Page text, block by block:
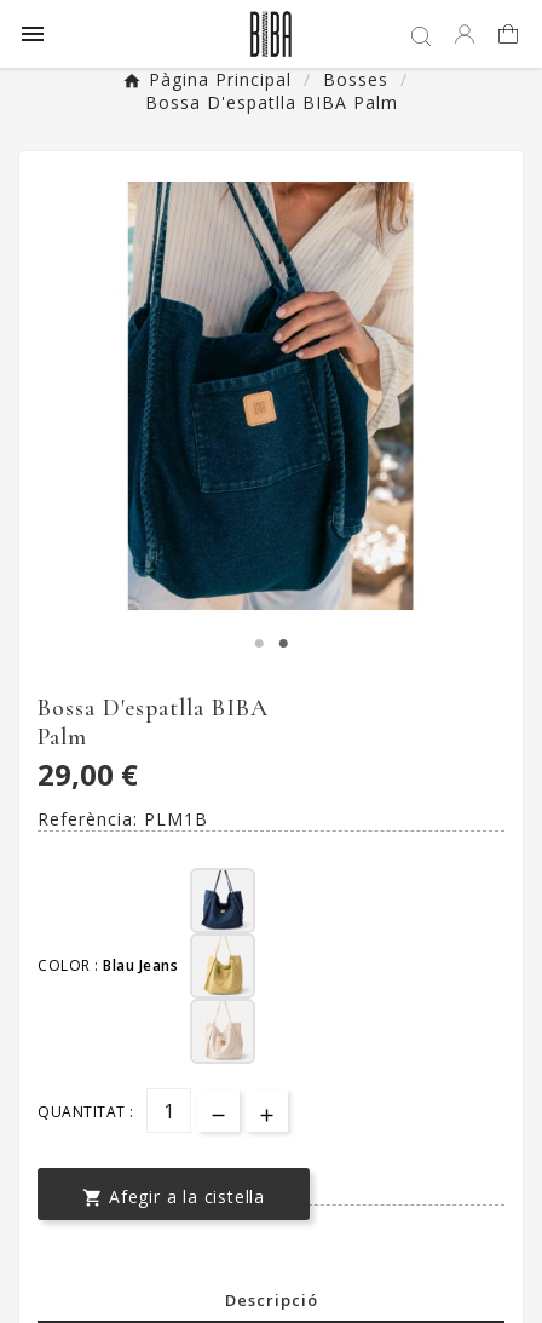

Pàgina Principal
Bosses
Bossa D'espatlla BIBA Palm
Bossa D'espatlla BIBA
Palm
29,00 €
Referència: PLM1B
COLOR : Blau Jeans
QUANTITAT :
 Afegir a la cistella
Descripció